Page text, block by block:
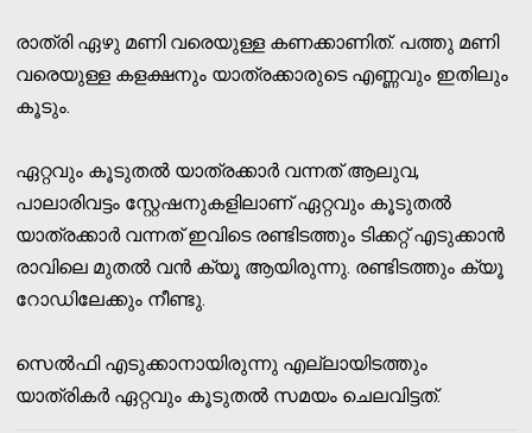
രാത്രി ഏഴു മണി വരെയുള്ള കണക്കാണിത്. പത്തു മണി
വരെയുള്ള കളക്ഷനും യാത്രക്കാരുടെ എണ്ണവും ഇതിലും
കൂടും.
ഏറ്റവും കൂടുതൽ യാത്രക്കാർ വന്നത് ആലുവ,
പാലാരിവട്ടം സ്റ്റേഷനുകളിലാണ് ഏറ്റവും കൂടുതൽ
യാത്രക്കാർ വന്നത് ഇവിടെ രണ്ടിടത്തും ടിക്കറ്റ് എടുക്കാൻ
രാവിലെ മുതൽ വൻ ക്യൂ ആയിരുന്നു. രണ്ടിടത്തും ക്യൂ
റോഡിലേക്കും നീണ്ടു.
സെൽഫി എടുക്കാനായിരുന്നു എല്ലായിടത്തും
യാത്രികർ ഏറ്റവും കൂടുതൽ സമയം ചെലവിട്ടത്.